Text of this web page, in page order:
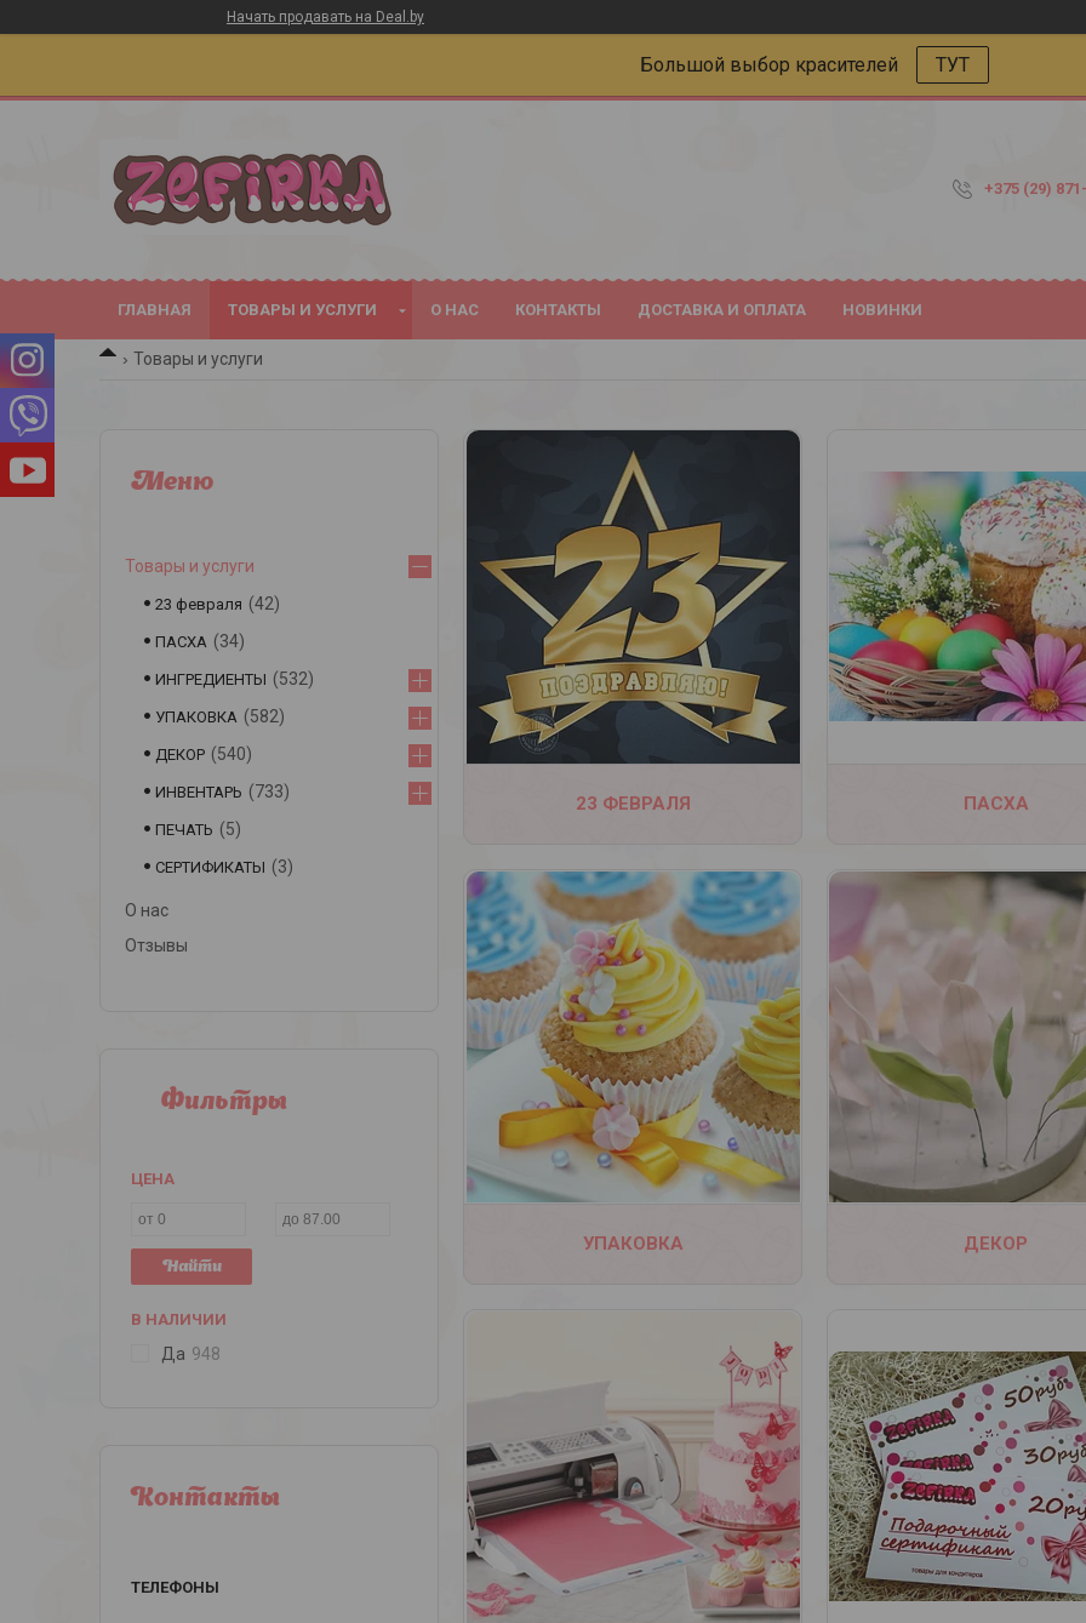
Начать продавать на Deal.by
Большой выбор красителей ТУТ
+375 (29)
ГЛАВНАЯ ТОВАРЫ И УСЛУГИ О НАС КОНТАКТЫ ДОСТАВКА И ОПЛАТА НОВИНКИ
Товары и услуги
23 ФЕВРАЛЯ ПАСХА
582
УПАКОВКА ДЕКОР
3
Товары и услуги
23 февраля 42
ПАСХА 34
ИНГРЕДИЕНТЫ 532
УПАКОВКА 582
ДЕКОР 540
ИНВЕНТАРЬ 733
ПЕЧАТЬ 5
СЕРТИФИКАТЫ 3
О нас
Отзывы
Фильтры
ЦЕНА
Найти
В НАЛИЧИИ
Да 948
Контакты